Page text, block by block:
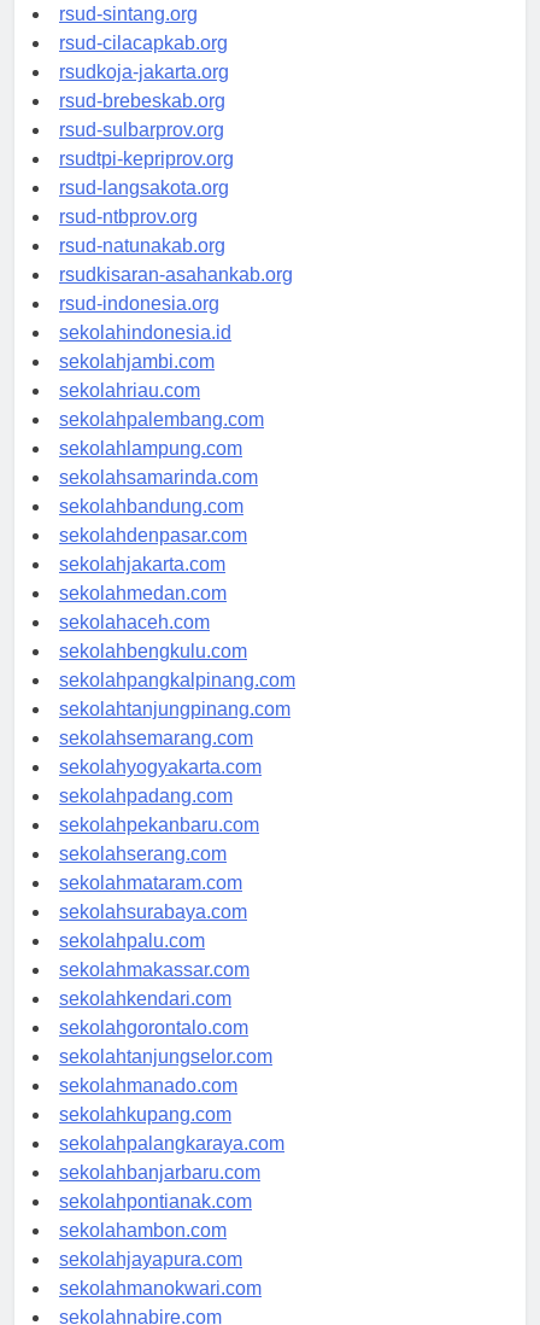
rsudrtnotopuro-sidoarjokab.org
rsud-sintang.org
rsud-cilacapkab.org
rsudkoja-jakarta.org
rsud-brebeskab.org
rsud-sulbarprov.org
rsudtpi-kepriprov.org
rsud-langsakota.org
rsud-ntbprov.org
rsud-natunakab.org
rsudkisaran-asahankab.org
rsud-indonesia.org
sekolahindonesia.id
sekolahjambi.com
sekolahriau.com
sekolahpalembang.com
sekolahlampung.com
sekolahsamarinda.com
sekolahbandung.com
sekolahdenpasar.com
sekolahjakarta.com
sekolahmedan.com
sekolahaceh.com
sekolahbengkulu.com
sekolahpangkalpinang.com
sekolahtanjungpinang.com
sekolahsemarang.com
sekolahyogyakarta.com
sekolahpadang.com
sekolahpekanbaru.com
sekolahserang.com
sekolahmataram.com
sekolahsurabaya.com
sekolahpalu.com
sekolahmakassar.com
sekolahkendari.com
sekolahgorontalo.com
sekolahtanjungselor.com
sekolahmanado.com
sekolahkupang.com
sekolahpalangkaraya.com
sekolahbanjarbaru.com
sekolahpontianak.com
sekolahambon.com
sekolahjayapura.com
sekolahmanokwari.com